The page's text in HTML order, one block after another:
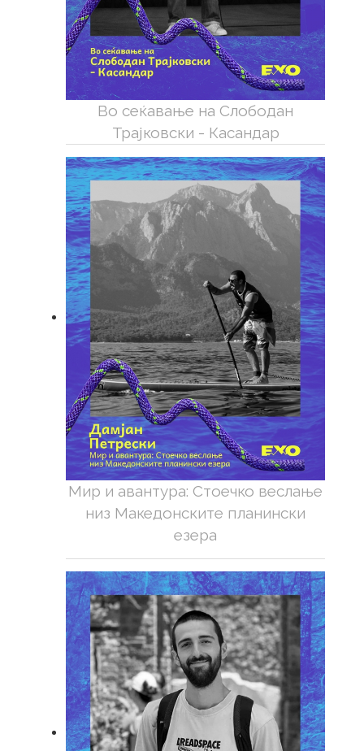
Во сеќавање на Слободан
Трајковски - Касандар
Мир и авантура: Стоечко веслање
низ Македонските планински
езера